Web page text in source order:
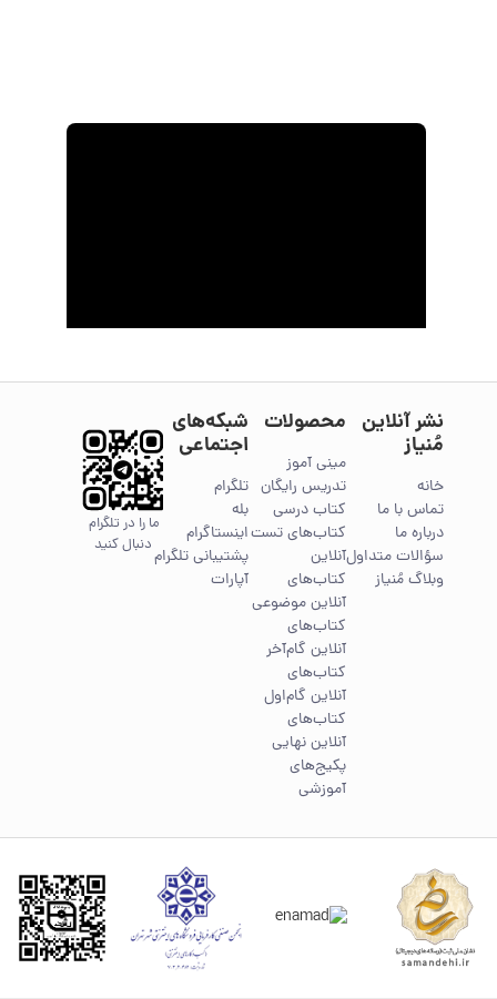
نشر آنلاین
مُنیاز
خانه
تماس با ما
درباره ما
سؤالات متداول
وبلاگ مُنیاز
محصولات
مینی آموز
تدریس رایگان
کتاب درسی
کتاب‌های تست
آنلاین
کتاب‌های
آنلاین موضوعی
کتاب‌های
آنلاین گام‌آخر
کتاب‌های
آنلاین گام‌اول
کتاب‌های
آنلاین نهایی
پکیج‌های
آموزشی
شبکه‌های
اجتماعی
تلگرام
بله
اینستاگرام
پشتیبانی تلگرام
آپارات
ما را در تلگرام
دنبال کنید